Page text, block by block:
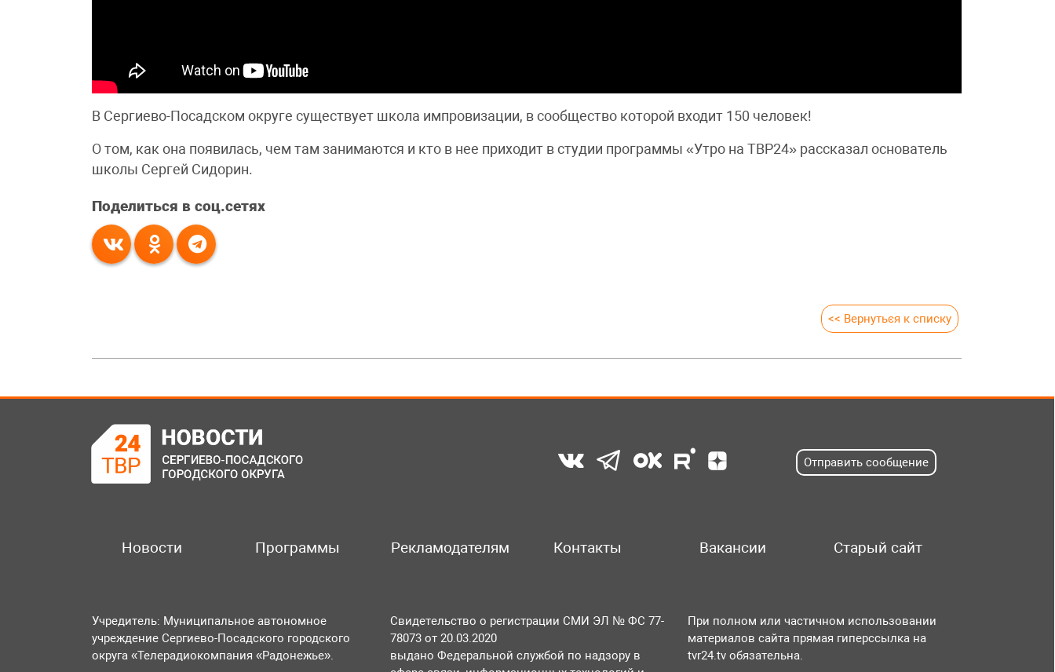
В Сергиево-Посадском округе существует школа импровизации, в сообщество которой входит 150 человек!
О том, как она появилась, чем там занимаются и кто в нее приходит в студии программы «Утро на ТВР24» рассказал основатель
школы Сергей Сидорин.
Поделиться в соц.сетях
<< Вернуться к списку
Отправить сообщение
Новости Программы Рекламодателям Контакты Вакансии Старый сайт
Учредитель: Муниципальное автономное
учреждение Сергиево-Посадского городского
округа «Телерадиокомпания «Радонежье».
Свидетельство о регистрации СМИ ЭЛ № ФС 77-
78073 от 20.03.2020
выдано Федеральной службой по надзору в
При полном или частичном использовании
материалов сайта прямая гиперссылка на
tvr24.tv обязательна.